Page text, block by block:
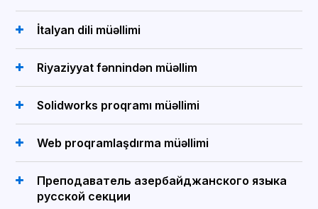
İtalyan dili müəllimi
Riyaziyyat fənnindən müəllim
Solidworks proqramı müəllimi
Web proqramlaşdırma müəllimi
Преподаватель азербайджанского языка
русской секции